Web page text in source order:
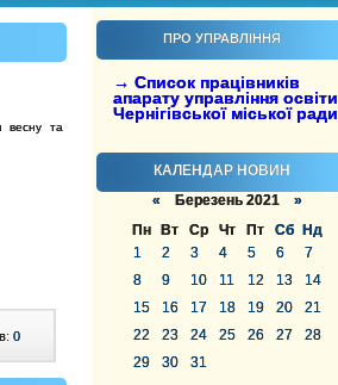
ПРО УПРАВЛІННЯ
→ Список працівників
апарату управління освіти
Чернігівської міської ради
КАЛЕНДАР НОВИН
« Березень 2021 »
Пн
Вт Ср Чт Пт Сб
Нд
1
2 3 4 5 6
7
8
9 10 11 12 13
14
15
16 17 18 19 20
21
22
23 24 25 26 27
28
29
30 31
весну та
0